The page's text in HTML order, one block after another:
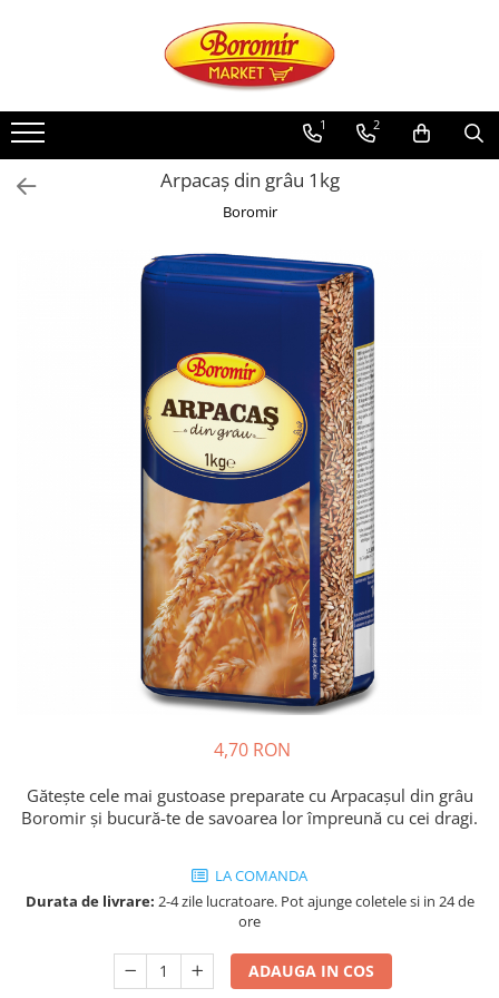
Noutati
Produse de post
Cozonac
Cozonac Casa Boromir
Cozonac Pricomigdala
Cozonac Magnum
Cozonac Vegan (de post)
Cozonac Collection
Cozonac Mos Craciun
Cozonac Imperial
Fursecuri
Fursecuri cu unt
Chec cu iaurt
1 2
Arpacaș din grâu 1kg
Boromir
4,70 RON
Gătește cele mai gustoase preparate cu Arpacașul din grâu
Boromir și bucură-te de savoarea lor împreună cu cei dragi.
LA COMANDA
Durata de livrare: 2-4 zile lucratoare. Pot ajunge coletele si in 24 de
ore
ADAUGA IN COS